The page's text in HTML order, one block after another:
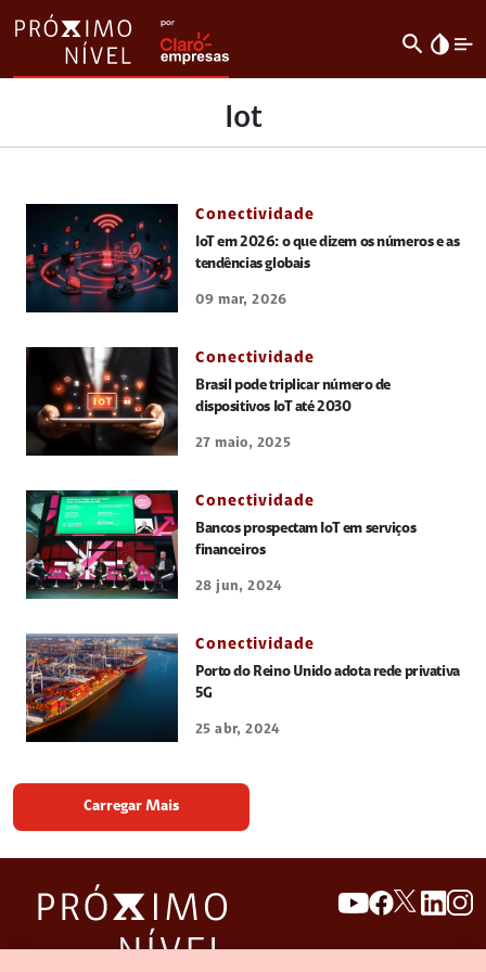
search invert_colors
Iot
Conectividade
IoT em 2026: o que dizem os números e as
tendências globais
09 mar, 2026
Conectividade
Brasil pode triplicar número de
dispositivos IoT até 2030
27 maio, 2025
Conectividade
Bancos prospectam IoT em serviços
financeiros
28 jun, 2024
Conectividade
Porto do Reino Unido adota rede privativa
5G
25 abr, 2024
Carregar Mais